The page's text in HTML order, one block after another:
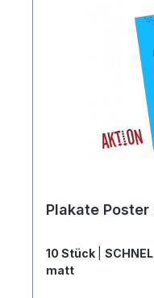
Plakate Poster
10 Stück
matt